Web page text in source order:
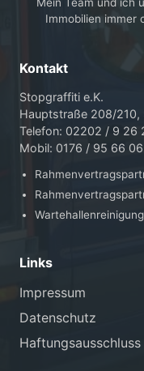
Immobilien immer
Kontakt
Stopgraffiti e.K.
Hauptstraße 208/210,
Telefon: 02202 / 9 26
Mobil: 0176 / 95 66
Links
Impressum
Datenschutz
Haftungsausschluss